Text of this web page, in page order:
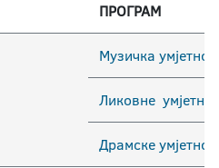
ПРОГРАМ
Музичка
Ликовне
Драмске